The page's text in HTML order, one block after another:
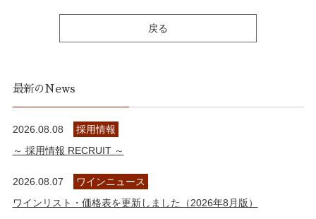
戻る
最新のNews
2026.08.08
採用情報
～ 採用情報 RECRUIT ～
2026.08.07
ワインニュース
ワインリスト・価格表を更新しました（2026年8月版）